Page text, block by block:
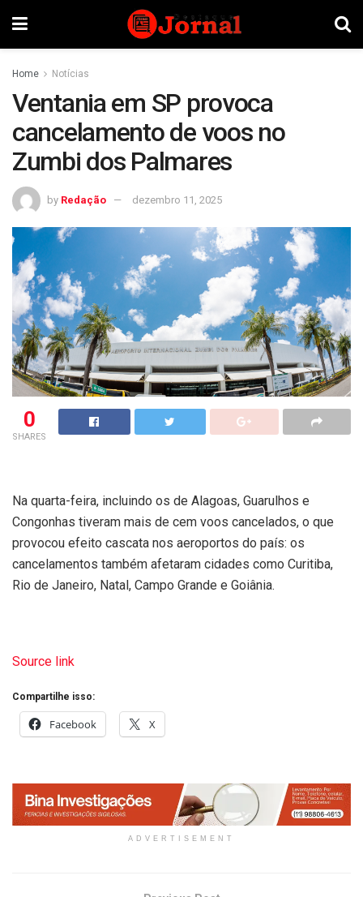
Home Notícias
Ventania em SP provoca
cancelamento de voos no
Zumbi dos Palmares
by Redação dezembro 11, 2025
0
SHARES
Na quarta-feira, incluindo os de Alagoas, Guarulhos e
Congonhas tiveram mais de cem voos cancelados, o que
provocou efeito cascata nos aeroportos do país: os
cancelamentos também afetaram cidades como Curitiba,
Rio de Janeiro, Natal, Campo Grande e Goiânia.
Source link
Compartilhe isso:
Facebook X
ADVERTISEMENT